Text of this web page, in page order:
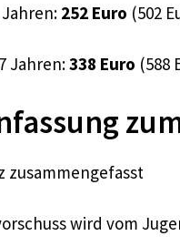
252 Euro (502
Jahren:338 Euro (588
zusammengefasst
wird vom